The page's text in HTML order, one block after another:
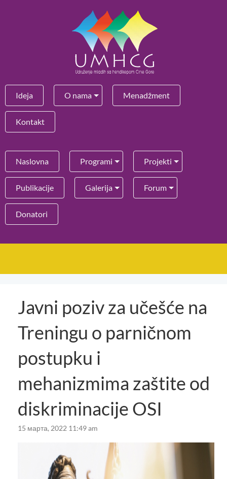
Ideja O nama Menadžment
Kontakt
Naslovna Programi Projekti
Publikacije Galerija Forum
Donatori
Javni poziv za učešće na
Treningu o parničnom
postupku i
mehanizmima zaštite od
diskriminacije OSI
15 марта, 2022 11:49 am